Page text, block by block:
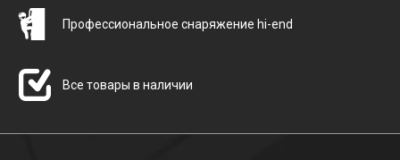
Профессиональное снаряжение hi-end
Все товары в наличии